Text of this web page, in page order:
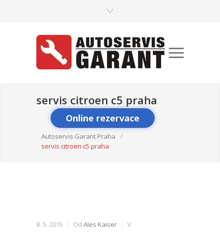
servis citroen c5 praha
Online rezervace
Autoservis Garant Praha
/
servis citroen c5 praha
8. 5. 2015 Od Ales Kaiser V